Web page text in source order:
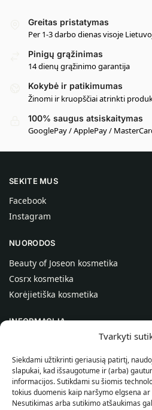
Tvarkyti
Siekdami užtikrinti geriausią patirtį,
slapukai, kad išsaugotume ir (arba)
informacijos. Sutikdami su šiomis
tokius duomenis kaip naršymo elgsena
Nesutikimas arba sutikimo atšaukimas
Greitas pristatymas
Per 1-3 darbo dienas visoje
Pinigų grąžinimas
14 dienų grąžinimo garantija
Kokybė ir patikimumas
Žinomi ir kruopščiai atrinkti
100% saugus atsiskaitymas
GooglePay / ApplePay /
SEKITE MUS
Facebook
Instagram
NUORODOS
Beauty of Joseon kosmetika
Cosrx kosmetika
Korėjietiška kosmetika
INFORMACIJA
Kontaktai
Pagalba
INFORMACIJA PIRKĖJUI